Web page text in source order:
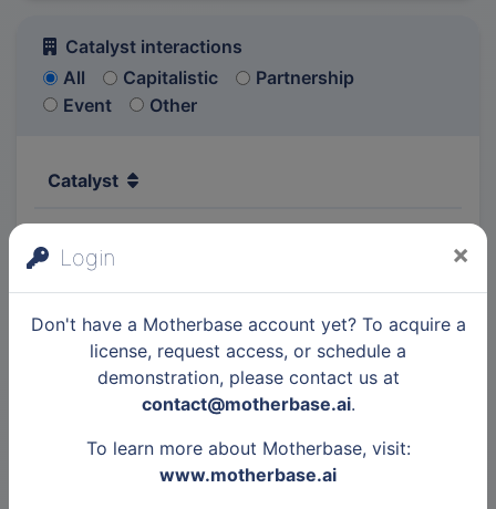
Login ×
Don't have a Motherbase account yet? To acquire a
license, request access, or schedule a
demonstration, please contact us at
contact@motherbase.ai.
To learn more about Motherbase, visit:
www.motherbase.ai
Catalyst interactions
All
Capitalistic
Partnership
Event
Other
Catalyst
SEPHORA
Retail (Auto)
Articles